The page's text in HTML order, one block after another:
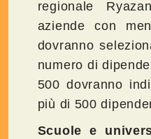
regionale
aziende con
dovranno
numero di
500 dovranno
più di 500
Scuole e